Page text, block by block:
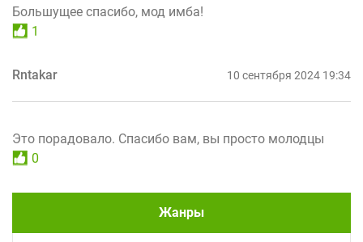
Большущее спасибо, мод имба!
1
Rntakar 10 сентября 2024 19:34
Это порадовало. Спасибо вам, вы просто молодцы
0
Жанры